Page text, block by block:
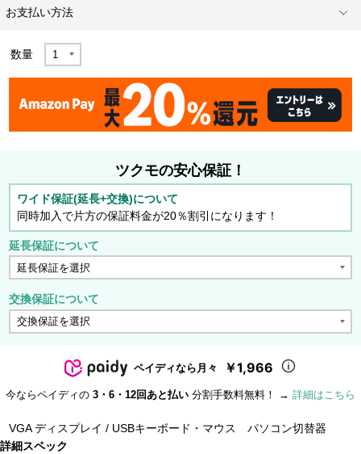
お支払い方法
数量
ツクモの安心保証！
ワイド保証(延長+交換)について
同時加入で片方の保証料金が20％割引になります！
延長保証について
交換保証について
ペイディなら月々 ￥1,966
今ならペイディの 3・6・12回あと払い 分割手数料無料！ → 詳細はこちら
VGA ディスプレイ / USBキーボード・マウス パソコン切替器
詳細スペック